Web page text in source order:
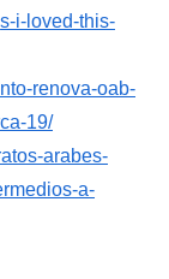
i-loved-this-
renova-oab-
19/
arabes-
a-